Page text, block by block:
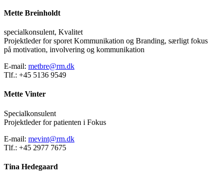
Mette Breinholdt
specialkonsulent, Kvalitet
Projektleder for sporet Kommunikation og Branding, særligt fokus
på motivation, involvering og kommunikation
E-mail: metbre@rm.dk
Tlf.: +45 5136 9549
Mette Vinter
Specialkonsulent
Projektleder for patienten i Fokus
E-mail: mevint@rm.dk
Tlf.: +45 2977 7675
Tina Hedegaard